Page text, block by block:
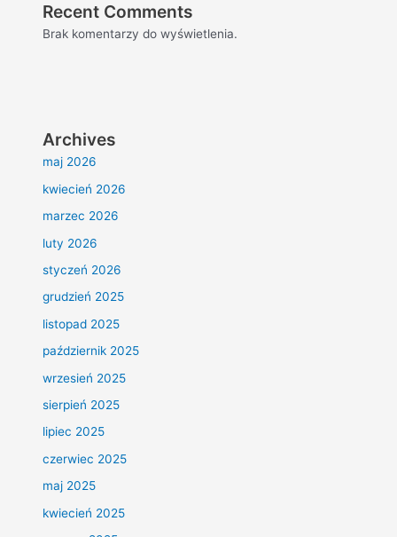
Recent Comments
Brak komentarzy do wyświetlenia.
Archives
maj 2026
kwiecień 2026
marzec 2026
luty 2026
styczeń 2026
grudzień 2025
listopad 2025
październik 2025
wrzesień 2025
sierpień 2025
lipiec 2025
czerwiec 2025
maj 2025
kwiecień 2025